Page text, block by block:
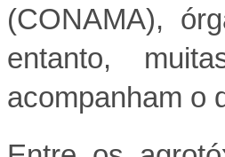
(CONAMA),
entanto,
acompanham o